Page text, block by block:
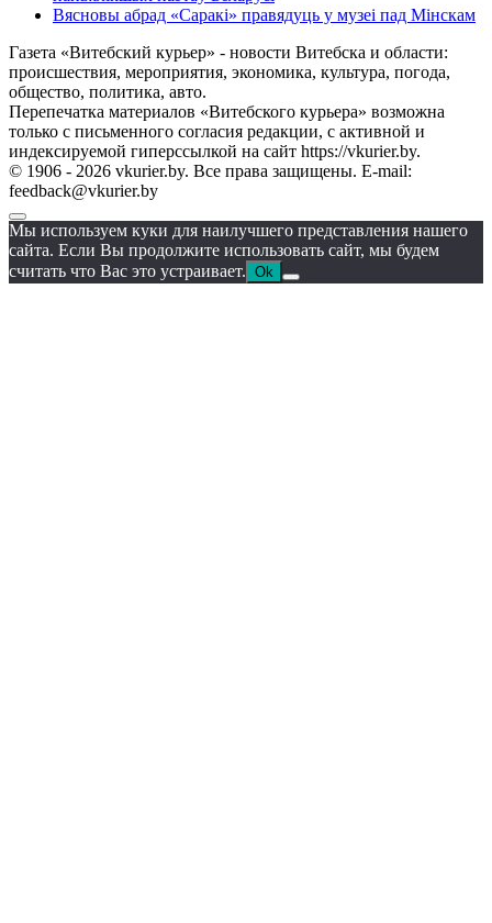
Вясновы абрад «Саракі» правядуць у музеі пад Мінскам
Газета «Витебский курьер» - новости Витебска и области:
происшествия, мероприятия, экономика, культура, погода,
общество, политика, авто.
Перепечатка материалов «Витебского курьера» возможна
только с письменного согласия редакции, с активной и
индексируемой гиперссылкой на сайт https://vkurier.by.
© 1906 - 2026 vkurier.by. Все права защищены. E-mail:
feedback@vkurier.by
Мы используем куки для наилучшего представления нашего
сайта. Если Вы продолжите использовать сайт, мы будем
считать что Вас это устраивает. Ok